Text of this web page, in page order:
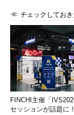
チェックしてお
FINCHI主催「
セッションが話題に！